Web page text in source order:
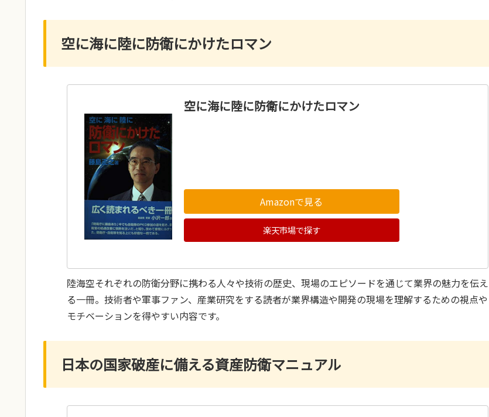
空に海に陸に防衛にかけたロマン
空に海に陸に防衛にかけたロマン
Amazonで見る
楽天市場で探す
陸海空それぞれの防衛分野に携わる人々や技術の歴史、現場のエピソードを通じて業界の魅力を伝え
る一冊。技術者や軍事ファン、産業研究をする読者が業界構造や開発の現場を理解するための視点や
モチベーションを得やすい内容です。
日本の国家破産に備える資産防衛マニュアル